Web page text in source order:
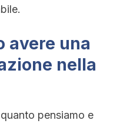
avere una
nella
pensiamo e